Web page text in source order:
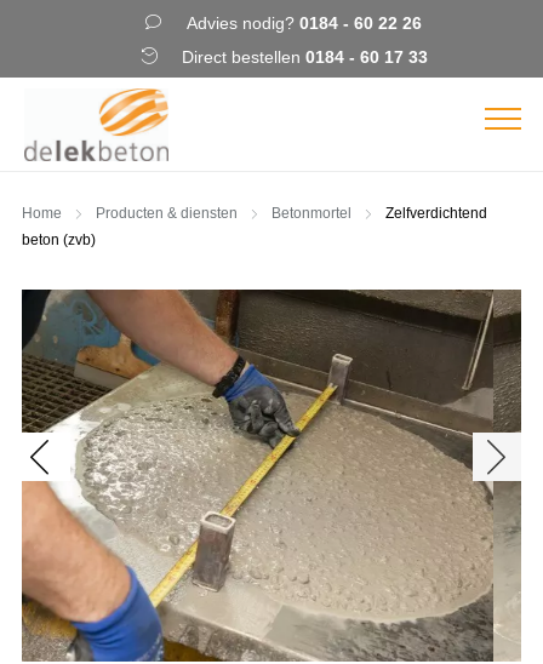
Advies nodig?0184 - 60 22 26
Direct bestellen 0184 - 60 17 33
Home Producten & diensten Betonmortel
Zelfverdichtend
beton (zvb)